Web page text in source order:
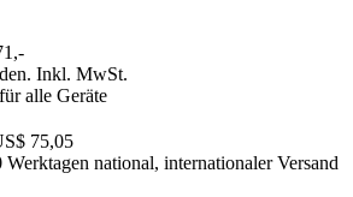
Inkl. MwSt.
alle Geräte
75,05
Werktagen national, internationaler Versand